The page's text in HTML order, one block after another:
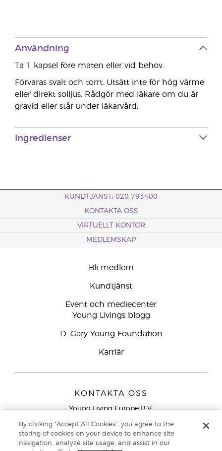
Användning
Ta 1 kapsel före maten eller vid behov.
Förvaras svalt och torrt. Utsätt inte för hög värme
eller direkt solljus. Rådgör med läkare om du är
gravid eller står under läkarvård.
Ingredienser
KUNDTJÄNST: 020 793400
KONTAKTA OSS
VIRTUELLT KONTOR
MEDLEMSKAP
Bli medlem
Kundtjänst
Event och mediecenter
Young Livings blogg
D. Gary Young Foundation
Karriär
KONTAKTA OSS
Young Living Europe B.V.
9727 AJ Groningen
Nederländerna
By clicking “Accept All Cookies”, you agree to the
storing of cookies on your device to enhance site
navigation, analyze site usage, and assist in our